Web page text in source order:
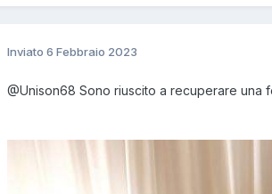
Inviato 6 Febbraio 2023
@Unison68 Sono riuscito a recuperare una